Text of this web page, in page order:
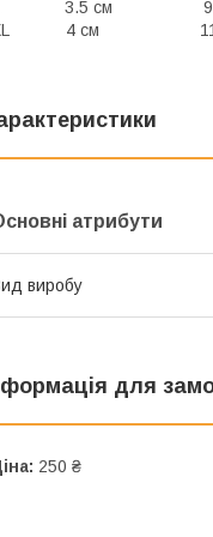
3.5 см
4 см
атрибути
виробу
для
250 ₴